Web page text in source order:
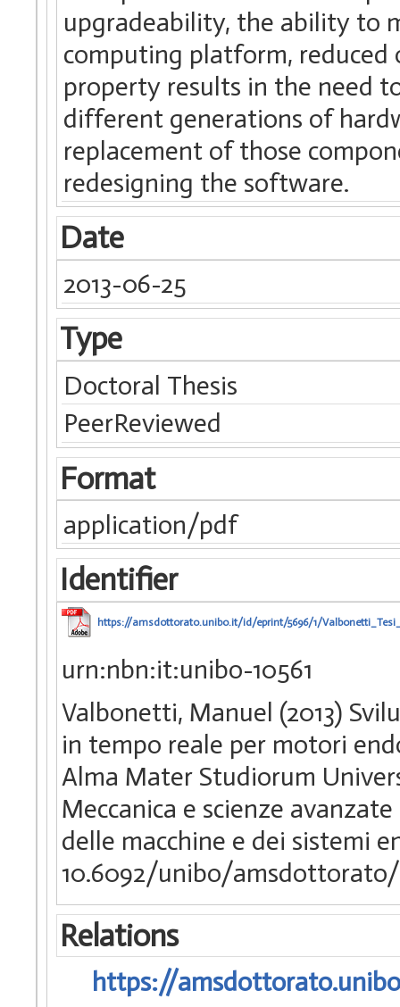
upgradeability, the ability to
computing platform, reduced
property results in the need
different generations of
replacement of those
redesigning the software.
Date
2013-06-25
Type
Doctoral Thesis
PeerReviewed
Format
application/pdf
Identifier
https://amsdottorato.unibo.it/id/eprint/5696/1/
urn:nbn:it:unibo-10561
Valbonetti, Manuel (2013)
in tempo reale per motori
Alma Mater Studiorum
Meccanica e scienze
delle macchine e dei sistemi
10.6092/unibo/
Relations
https://